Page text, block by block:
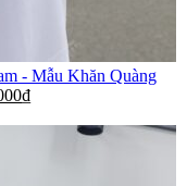
- Mẫu Khăn Quàng
₫